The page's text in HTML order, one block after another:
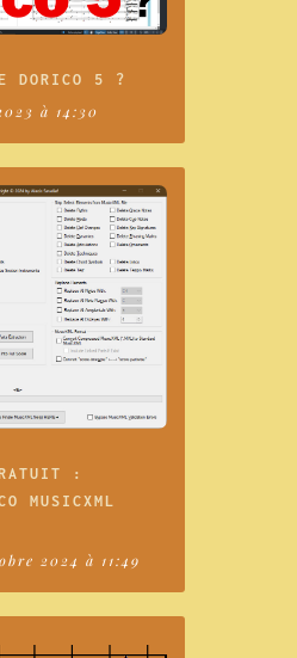
DORICO 5 ?
à 14:30
:
MUSICXML
2024 à 11:49